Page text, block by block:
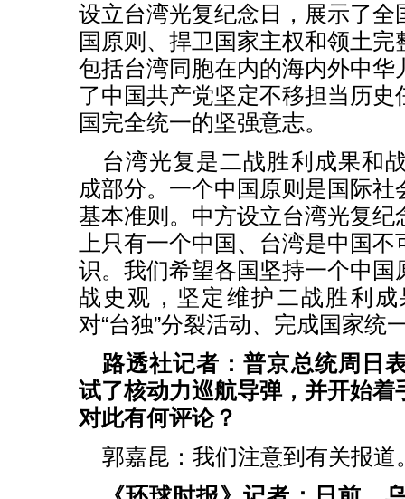
设立台湾光复纪念日，展示了全
国原则、捍卫国家主权和领土
包括台湾同胞在内的海内外中华
了中国共产党坚定不移担当历
国完全统一的坚强意志。
台湾光复是二战胜利成果和
成部分。一个中国原则是国际
基本准则。中方设立台湾光复纪
上只有一个中国、台湾是中国
识。我们希望各国坚持一个中国
战史观，坚定维护二战胜利
对“台独”分裂活动、完成国家统
路透社记者：普京总统周日
试了核动力巡航导弹，并开始着
对此有何评论？
郭嘉昆：我们注意到有关报道